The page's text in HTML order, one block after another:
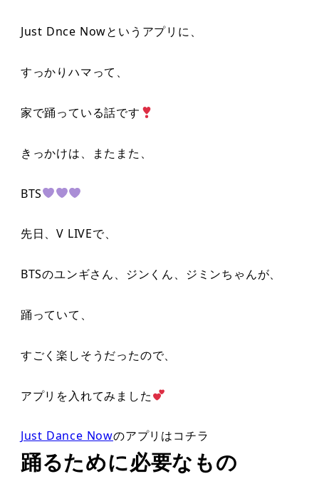
Just Dnce Nowというアプリに、
すっかりハマって、
家で踊っている話です
きっかけは、またまた、
BTS
先日、V LIVEで、
BTSのユンギさん、ジンくん、ジミンちゃんが、
踊っていて、
すごく楽しそうだったので、
アプリを入れてみました
Just Dance Nowのアプリはコチラ
踊るために必要なもの